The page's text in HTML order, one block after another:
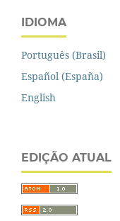
IDIOMA
Português (Brasil)
Español (España)
English
EDIÇÃO ATUAL